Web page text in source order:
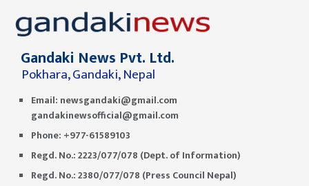
Gandaki News Pvt. Ltd.
Pokhara, Gandaki, Nepal
Email: newsgandaki@gmail.com
gandakinewsofficial@gmail.com
Phone: +977-61589103
Regd. No.: 2223/077/078 (Dept. of Information)
Regd. No.: 2380/077/078 (Press Council Nepal)